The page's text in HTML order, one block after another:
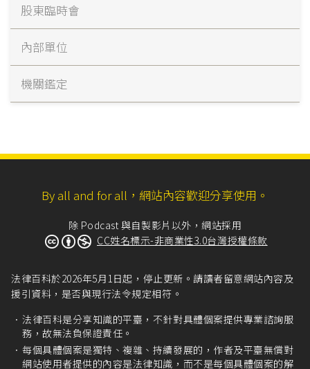
股東臨時會
內部單位
機關鑑定
By all and for all，網站內容歡迎分享使用。
除 Podcast 與自製影片以外，網站採用
CC姓名標示-非商業性3.0台灣授權條款
法律百科於2026年5月1日起，停止更新。請讀者留意網站內容及
援引資料，是否與現行法令規定相符。
法律百科是分享知識的平臺，不針對具體個案提供專業諮詢服
務，故無法負保證責任。
每個具體個案是獨特、複雜、持續發展的，作者及平臺無償對
網站使用者提供的內容是法律知識，而不是每個具體個案的解